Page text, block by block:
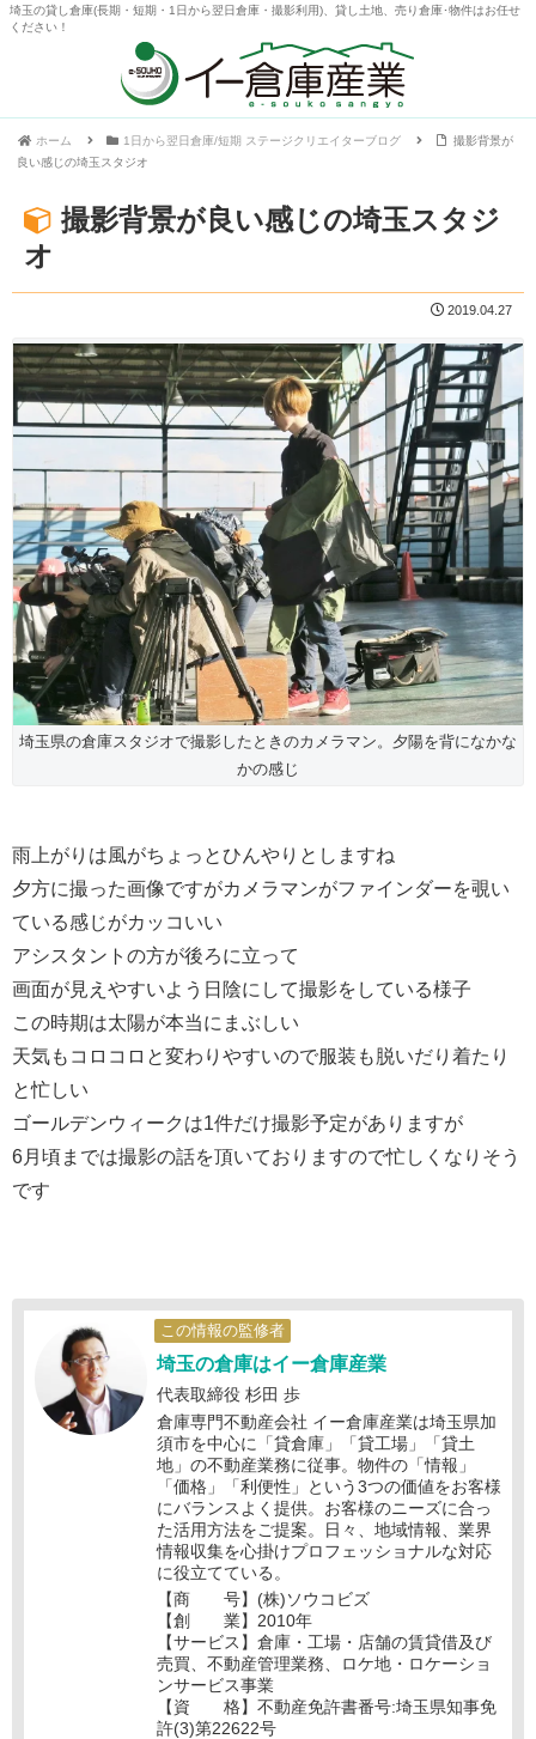
埼玉の貸し倉庫(長期・短期・1日から翌日倉庫・撮影利用)、貸し土地、売り倉庫･物件はお任せ
ください！
ホーム 1日から翌日倉庫/短期 ステージクリエイターブログ
撮影背景が
良い感じの埼玉スタジオ
撮影背景が良い感じの埼玉スタジ
オ
2019.04.27
埼玉県の倉庫スタジオで撮影したときのカメラマン。夕陽を背になかな
かの感じ
雨上がりは風がちょっとひんやりとしますね
夕方に撮った画像ですがカメラマンがファインダーを覗い
ている感じがカッコいい
アシスタントの方が後ろに立って
画面が見えやすいよう日陰にして撮影をしている様子
この時期は太陽が本当にまぶしい
天気もコロコロと変わりやすいので服装も脱いだり着たり
と忙しい
ゴールデンウィークは1件だけ撮影予定がありますが
6月頃までは撮影の話を頂いておりますので忙しくなりそう
です
この情報の監修者
埼玉の倉庫はイー倉庫産業
代表取締役 杉田 歩
倉庫専門不動産会社 イー倉庫産業は埼玉県加
須市を中心に「貸倉庫」「貸工場」「貸土
地」の不動産業務に従事。物件の「情報」
「価格」「利便性」という3つの価値をお客様
にバランスよく提供。お客様のニーズに合っ
た活用方法をご提案。日々、地域情報、業界
情報収集を心掛けプロフェッショナルな対応
に役立てている。
【商 号】(株)ソウコビズ
【創 業】2010年
【サービス】倉庫・工場・店舗の賃貸借及び
売買、不動産管理業務、ロケ地・ロケーショ
ンサービス事業
【資 格】不動産免許書番号:埼玉県知事免
許(3)第22622号